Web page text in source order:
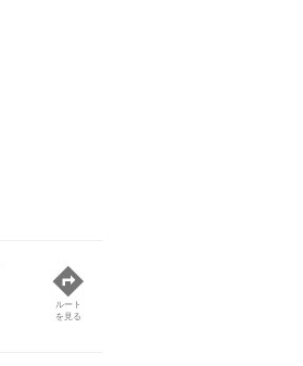
ルート
を見る